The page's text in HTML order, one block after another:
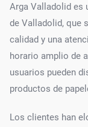
Arga Valladolid es
de Valladolid, que
calidad y una
horario amplio de
usuarios pueden
productos de
Los clientes han